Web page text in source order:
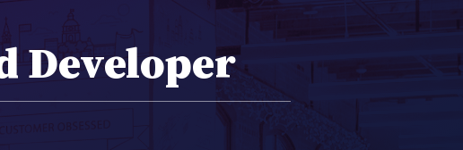
Developer